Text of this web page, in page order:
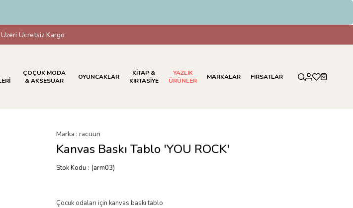
Ücretsiz Kargo
ÇOÇUK MODA
& AKSESUAR
OYUNCAKLAR
KİTAP &
KIRTASİYE
YAZLIK
ÜRÜNLER
MARKALAR FIRSATLAR
Marka : racuun
Kanvas Baskı Tablo 'YOU ROCK'
Stok Kodu (arm03)
Çocuk odaları için kanvas baskı tablo